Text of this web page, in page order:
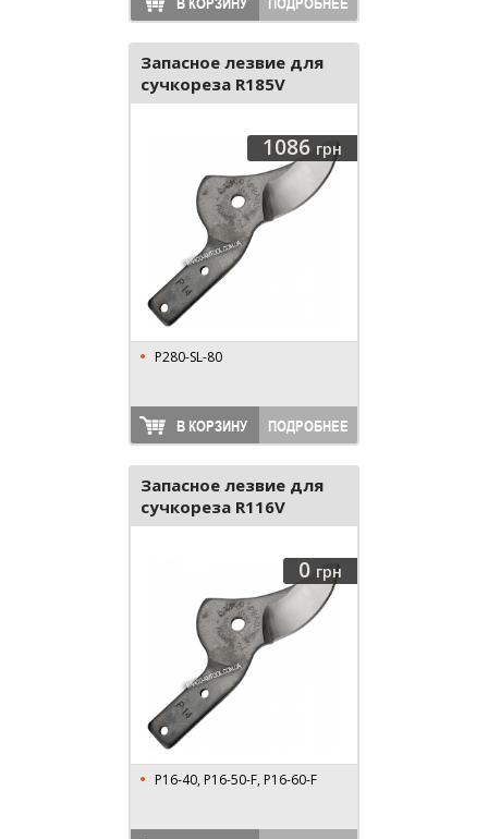
Запасное лезвие для
сучкореза R185V
1086 грн
P280-SL-80
В КОРЗИНУ ПОДРОБНЕЕ
Запасное лезвие для
сучкореза R116V
0 грн
P16-40, P16-50-F, P16-60-F